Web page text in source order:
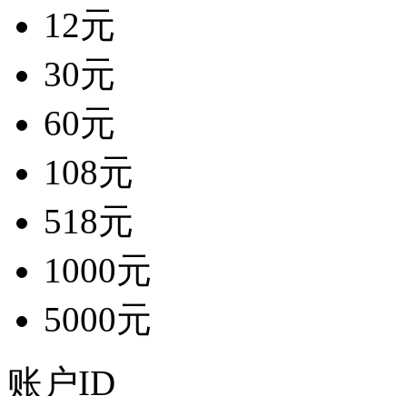
12元
30元
60元
108元
518元
1000元
5000元
账户ID